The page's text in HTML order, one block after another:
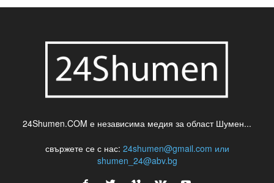
24Shumen.COM е независима медия за област Шумен...
свържете се с нас: 24shumen@gmail.com или
shumen_24@abv.bg